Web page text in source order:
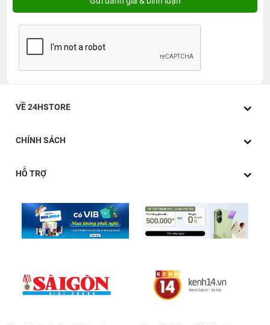
VỀ 24HSTORE
CHÍNH SÁCH
HỖ TRỢ